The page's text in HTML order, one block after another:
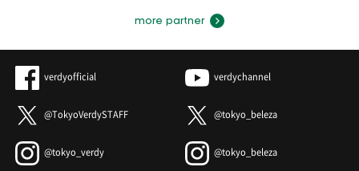
more partner
verdyofficial verdychannel
@TokyoVerdySTAFF @tokyo_beleza
@tokyo_verdy @tokyo_beleza